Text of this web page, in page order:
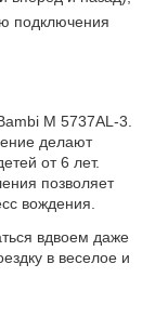
подключения
M 5737AL-3.
делают
от 6 лет.
позволяет
вождения.
вдвоем даже
в веселое и